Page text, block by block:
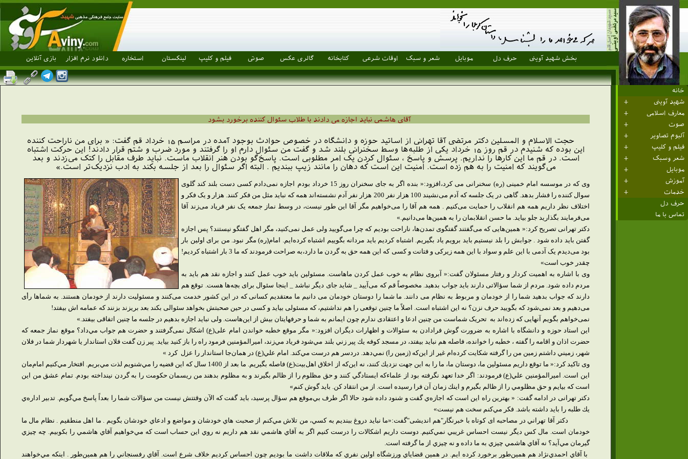
بخش شهید آوینی حرف دل موبایل شعر و سبک اوقات شرعی کتابخانه گالری عکس صوتی فیلم و کلیپ لینکستان استخاره دانلود نرم افزار بازی آنلاین
خانه
شهید آوینی
معارف اسلامی
صوت
آلبوم تصاویر
فیلم و کلیپ
شعر وسبک
موبایل
آموزش
خدمات
حرف دل
تماس با ما
آقای هاشمی نباید اجازه می دادند با طلاب سئوال کننده برخورد بشود
حجت الاسلام و المسلین دکتر مرتضی آقا تهرانی از اساتید حوزه و دانشگاه در خصوص حوادث بوجود آمده در مراسم 15 خرداد قم گفت: « برای من ناراحت کننده
این بوده که شنیدم در قم روز 15 خرداد یکی از طلبه‌ها وسط سخنرانی بلند شد و گفت من سئوال دارم او را گرفتند و مورد ضرب و شتم قرار دادند! این حرکت اشتباه
است. در قم ما این کارها را نداریم. پرسش و پاسخ ، سئوال کردن یک امر مطلوبی است. پاسخ‌گو بودن هنر انقلاب ماست. نباید طرف مقابل را کتک می‌زدند و بعد
می‌گویند که امنيت را به هم زده است. امنیت این است که دهان را مانند زیپ ببندیم . البته اگر سئوال را بعد از جلسه بکند به ادب نزدیک‌تر است.»
وی که در موسسه امام خمینی (ره) سخنرانی می کرد،افزود:« بنده اگر به جای سخنران روز 15 خرداد بودم اجازه نمی‌دادم کسی دست بلند کند گلوی
سوال کننده را فشار بدهد. گاهی در یک جلسه که آدم می‌نشیند 100 هزار نفر 200 هزار نفر آدم نشسته‌اند همه که نباید مثل من فکر کنند. هزار و یک فکر و
اختلاف نظر داریم همه هم انقلاب را حمایت می‌کنیم . همه هم آقا را می‌خواهیم مگر آقا این طور نیست، در وسط نماز جمعه یک نفر فریاد می‌زند آقا
می‌فرمایند بگذارید جلو بیاید. ما حسن انقلابمان را به همین‌ها می‌دانیم.»
دکتر تهرانی تصریح کرد:« همین‌هایی که می‌گفتند گفتگوی تمدن‌ها، ناراحت بودیم که چرا می‌گویید ولی عمل نمی‌کنید، مگر اهل گفتگو نیستند؟ پس اجازه
گفتن باید داده شود . جوابش را بلد نیستیم باید برویم یاد بگیریم. اشتباه کردیم باید مردانه بگوییم اشتباه کرده‌ایم. امام(ره) مگر نبود. من برای اولین بار
بود می‌دیدم یک آدمی با این علم و سواد با این همه زیرکی و فتانت و کسی که این همه حق به گردن ما دارد،به صراحت فرمودند که ما 3 بار اشتباه کردیم!
چقدر خوب است»
وی با اشاره به اهمیت کردار و رفتار مسئولان گفت:« آبروی نظام به خوب عمل کردن ماهاست. مسئولین باید خوب عمل کنند و اجازه نقد هم باید به
مردم داده شود. مردم از شما سؤالاتی دارند باید جواب بدهید. مخصوصاً قم که می‌آیید _ شاید جای دیگر نباشد _ اینجا سئوال برای بچه‌ها هست. توقع هم
دارند که جواب بدهید شما را از خودمان و مربوط به نظام می دانند. ما شما را دوستان خودمان می دانیم ما معتقدیم کسانی که در این کشور خدمت می‌کنند و مسئولیت دارند از خودمان هستند. به شماها رأی
می‌دهیم و بعد نمی‌شود که بگویید حرف نزن؟ نه این اشتباه است. اصلاً ما چنین توقعی را هم نداشتیم، که مسئولی بیاید و کسی در حین صحبتش بخواهد سئوالی بکند بعد بریزند بزنند که عمامه اش بیفتد!
نمی‌خواهم بگویم آنهایی که زده‌اند به تحریک شماست من چنین ادعا و اعتقادی ندارم چون ایمانم به شما و حرفهایتان بیش از این‌هاست. ولی نباید اجازه بدهیم در جلسه ما چنین اتفاقی بیفتد.»
این استاد حوزه و دانشگاه با اشاره به ضرورت گوش فرادادن به سئوالات و اظهارات دیگران افزود:« مگر موقع خطبه خواندن امام علی(ع) اشکال نمی‌گرفتند و حضرت هم جواب مي‌داد؟ موقع نماز جمعه كه
حضرت اذان و اقامه را گفته ، خطبه را خوانده، فاصله هم نبايد بيفتد، در مسجد كوفه يك پير زني بلند مي‌شود فرياد مي‌زند، اميرالمؤمنين فرمود راه را باز كنيد بيايد. پير زن گفت فلان استاندار يا شهردار شما در فلان
شهر، زميني داشتم زمين من را گرفته شكايت كرده‌ام غير از اين‌كه (زمین را) نمي‌دهد. دردسر هم درست مي‌كند. امام علي(ع) در همان‌جا استاندار را عزل کرد »
وی تاکید کرد:« ما توقع داريم مسئولين ما، دوستان ما، ما را به اين جهت نزديك كنند، نه اين‌كه از اخلاق اهل‌بيت(ع) فاصله بگيريم. ما بعد از 1400 سال كه اين قضيه را مي‌شنويم لذت مي‌بريم. افتخار مي‌كنيم امام‌مان
اين است. اميرالمؤمنين علي(ع) فرمودند: اگر خدا تعهد نگرفته بود از علماء‌كه ايستادگي كنند و حق مظلوم را از ظالم بگيرند و به مظلوم بدهند من ريسمان حكومت را به گردن نينداخته بودم. تمام عشق من اين
است كه بيايم و حق مظلومي را از ظالم بگيرم و اينك زمان آن فرا رسيده است. از من انتقاد کن. بايد گوش كنم»
دکتر تهرانی در ادامه گفت: « بهترين راه اين است كه اجازه‌ي گفت و شنود داده شود حالا اگر طرف بي‌موقع هم سؤال پرسيد، بايد گفت كه الآن وقتتش نيست من سؤالات شما را بعداً پاسخ مي‌گويم. تدبير اداره‌ي
يك طلبه را بايد داشته باشد. فكر مي‌كنم سخت هم نيست»
دکتر آقا تهراني در مصاحبه ای کوتاه با خبرنگار"هم اندیشی"گفت:«ما نبايد دروغ ببنديم به كسي، من تلاش مي‌كنم از صحبت هاي خودشان و مواضع و ادعاي خودشان بگويم . ما اهل منطقيم . نظام مال ما
خودمان است. مال كس ديگر نيست احساس غريبي نمي‌كنيم. دوست داريم اشکالات را درست كنيم اگر به آقاي هاشمي نقد هم داريم نه روي اين حساب است كه مي‌خواهيم آقاي هاشمي را بكوبيم. چه چيزي
گيرمان مي‌آيد؟ نه آقاي هاشمي چيزي به ما داده و نه چيزي از ما گرفته است.
با آقاي احمدي‌نژاد هم همين‌طور برخورد کرده ایم. در همين قضاياي ورزشگاه اولين نفري كه ملاقات داشت ما بوديم چون احساس كرديم خلاف شرع است. آقاي رفسنجاني را هم همين‌طور . اينکه مي‌خواهند